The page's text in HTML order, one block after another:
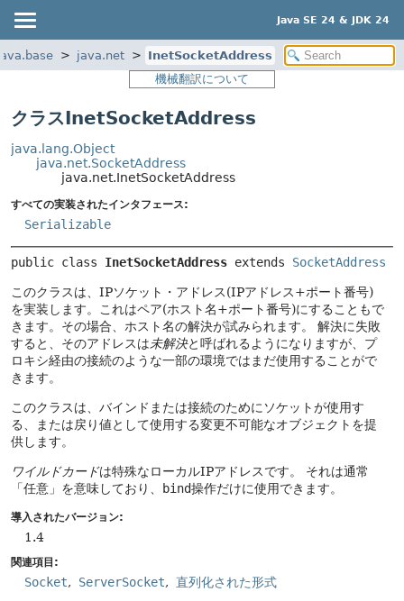
Java SE 24 & JDK 24
java.net
InetSocketAddress
機械翻訳について
クラスInetSocketAddress
java.lang.Object
java.net.SocketAddress
java.net.InetSocketAddress
すべての実装されたインタフェース:
Serializable
public class InetSocketAddress extends SocketAddress
このクラスは、IPソケット・アドレス(IPアドレス+ポート番号)
を実装します。これはペア(ホスト名+ポート番号)にすることもで
きます。その場合、ホスト名の解決が試みられます。
解決に失敗
すると、そのアドレスは未解決と呼ばれるようになりますが、プ
ロキシ経由の接続のような一部の環境ではまだ使用することがで
きます。
このクラスは、バインドまたは接続のためにソケットが使用す
る、または戻り値として使用する変更不可能なオブジェクトを提
供します。
ワイルドカードは特殊なローカルIPアドレスです。
それは通常
「任意」を意味しており、
bind操作だけに使用できます。
導入されたバージョン:
1.4
関連項目:
Socket ServerSocket 直列化された形式